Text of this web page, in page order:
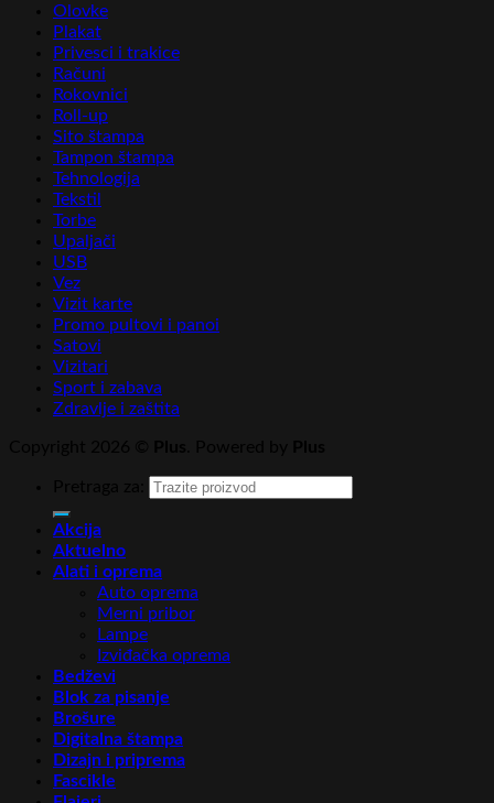
Olovke
Plakat
Privesci i trakice
Računi
Rokovnici
Roll-up
Sito štampa
Tampon štampa
Tehnologija
Tekstil
Torbe
Upaljači
USB
Vez
Vizit karte
Promo pultovi i panoi
Satovi
Vizitari
Sport i zabava
Zdravlje i zaštita
Akcija
Aktuelno
Alati i oprema
Auto oprema
Merni pribor
Lampe
Izviđačka oprema
Bedževi
Blok za pisanje
Brošure
Digitalna štampa
Dizajn i priprema
Fascikle